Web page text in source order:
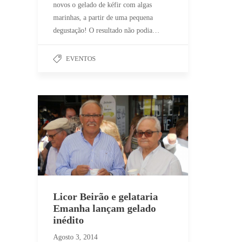
novos o gelado de kéfir com algas
marinhas, a partir de uma pequena
degustação! O resultado não podia…
EVENTOS
Licor Beirão e gelataria
Emanha lançam gelado
inédito
Agosto 3, 2014